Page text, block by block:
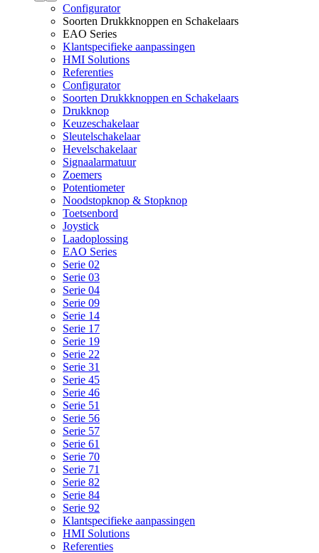
Configurator
Soorten Drukkknoppen en Schakelaars
EAO Series
Klantspecifieke aanpassingen
HMI Solutions
Referenties
Configurator
Soorten Drukkknoppen en Schakelaars
Drukknop
Keuzeschakelaar
Sleutelschakelaar
Hevelschakelaar
Signaalarmatuur
Zoemers
Potentiometer
Noodstopknop & Stopknop
Toetsenbord
Joystick
Laadoplossing
EAO Series
Serie 02
Serie 03
Serie 04
Serie 09
Serie 14
Serie 17
Serie 19
Serie 22
Serie 31
Serie 45
Serie 46
Serie 51
Serie 56
Serie 57
Serie 61
Serie 70
Serie 71
Serie 82
Serie 84
Serie 92
Klantspecifieke aanpassingen
HMI Solutions
Referenties